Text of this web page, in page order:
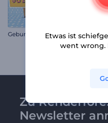
Geburtstagsfeier Video-Karte
Zu
Newsletter
Etwas ist
went wrong.